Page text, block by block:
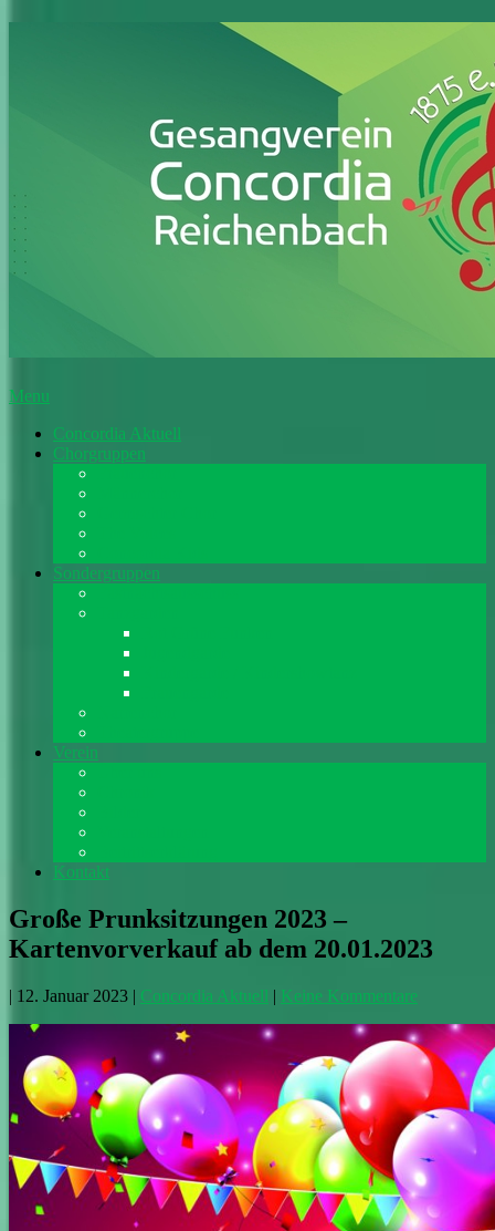
Menu
Concordia Aktuell
Chorgruppen
Sondergruppen
Verein
Kontakt
Große Prunksitzungen 2023 –
Kartenvorverkauf ab dem 20.01.2023
| 12. Januar 2023 | Concordia Aktuell | Keine Kommentare